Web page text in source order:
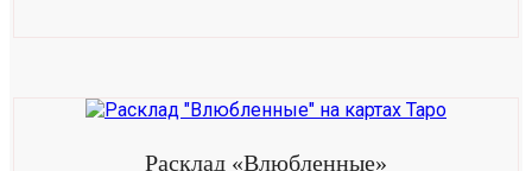
Расклад «­Влюбленные»